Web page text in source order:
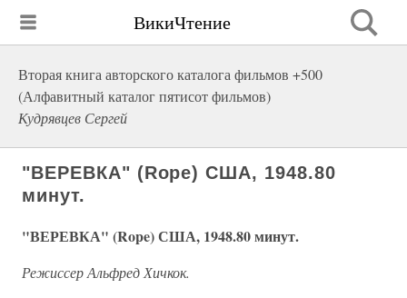
ВикиЧтение
Вторая книга авторского каталога фильмов +500
(Алфавитный каталог пятисот фильмов)
Кудрявцев Сергей
"ВЕРЕВКА" (Rope) США, 1948.80
минут.
"ВЕРЕВКА" (Rope) США, 1948.80 минут.
Режиссер Альфред Хичкок.